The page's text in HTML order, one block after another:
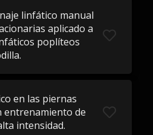
linfático manual
aplicado a
poplíteos
en las piernas
entrenamiento de
intensidad.